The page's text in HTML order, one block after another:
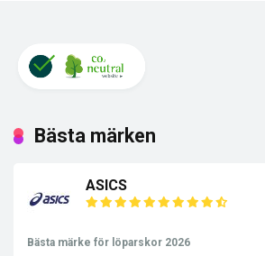
Bästa märken
ASICS
Bästa märke för löparskor 2026